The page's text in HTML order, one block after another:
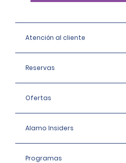
Atención al cliente
Reservas
Ofertas
Alamo Insiders
Programas